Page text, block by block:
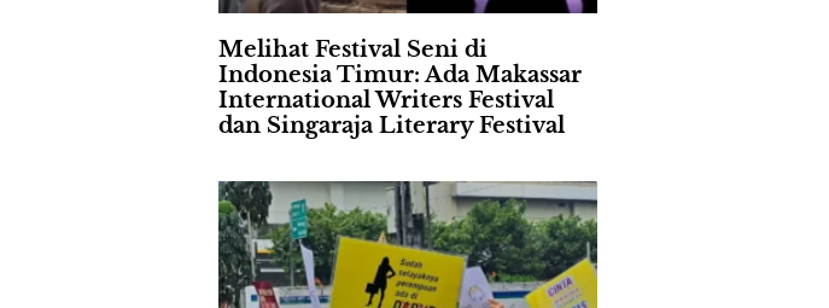
Melihat Festival Seni di
Indonesia Timur: Ada Makassar
International Writers Festival
dan Singaraja Literary Festival